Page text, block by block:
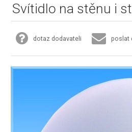
Svítidlo na stěnu i
dotaz dodavateli poslat